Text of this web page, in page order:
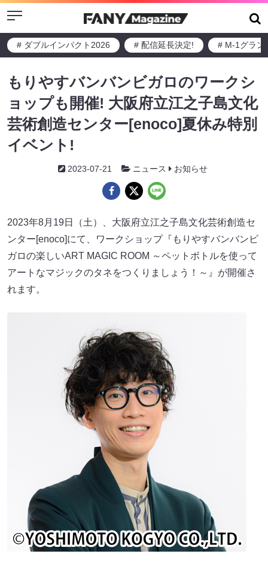
Menu
# ダブルインパクト2026 # 配信延長決定! # M-1グラン
もりやすバンバンビガロのワークシ
ョップも開催! 大阪府立江之子島文化
芸術創造センター[enoco]夏休み特別
イベント!
2023-07-21 ニュース お知らせ
2023年8月19日（土）、大阪府立江之子島文化芸術創造セ
ンター[enoco]にて、ワークショップ『もりやすバンバンビ
ガロの楽しいART MAGIC ROOM ～ペットボトルを使って
アートなマジックのタネをつくりましょう！～』が開催さ
れます。